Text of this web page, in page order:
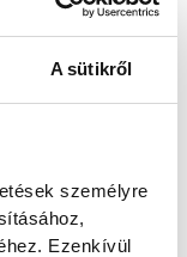
A sütikről
személyre
Ezenkívül
az
a
a